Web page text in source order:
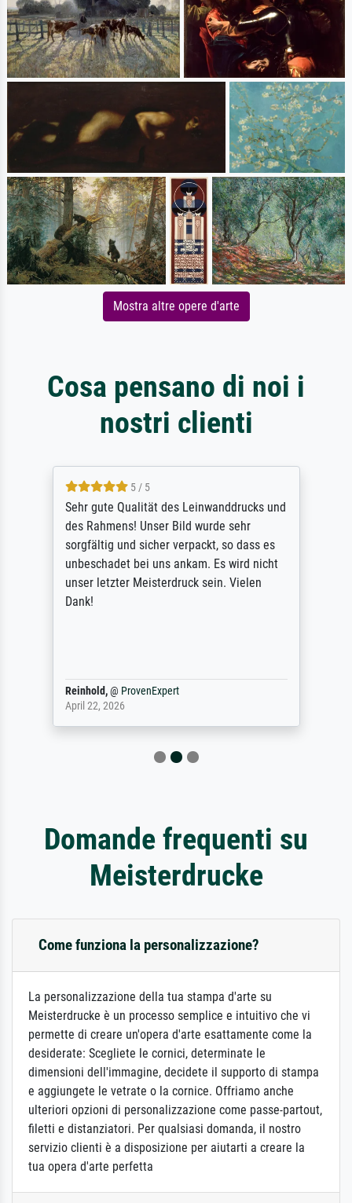
Mostra altre opere d'arte
Cosa pensano di noi i
nostri clienti
5 / 5
Sehr gute Qualität des Leinwanddrucks und
des Rahmens! Unser Bild wurde sehr
sorgfältig und sicher verpackt, so dass es
unbeschadet bei uns ankam. Es wird nicht
unser letzter Meisterdruck sein. Vielen
Dank!
Reinhold,@ ProvenExpert
April 22, 2026
Domande frequenti su
Meisterdrucke
Come funziona la personalizzazione?
La personalizzazione della tua stampa d'arte su
Meisterdrucke è un processo semplice e intuitivo che vi
permette di creare un'opera d'arte esattamente come la
desiderate: Scegliete le cornici, determinate le
dimensioni dell'immagine, decidete il supporto di stampa
e aggiungete le vetrate o la cornice. Offriamo anche
ulteriori opzioni di personalizzazione come passe-partout,
filetti e distanziatori. Per qualsiasi domanda, il nostro
servizio clienti è a disposizione per aiutarti a creare la
tua opera d'arte perfetta